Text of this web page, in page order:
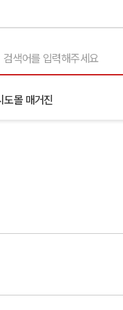
도몰 매거진